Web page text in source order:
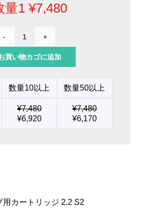
量1 ¥7,480
チ
プ
ー
ト
リ
ッ
ジ
買い物カゴに追加
数量10以上 数量50以上
¥7,480
¥6,920
¥7,480
¥6,170
用カートリッジ 2.2 S2